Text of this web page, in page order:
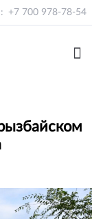
+7 700 978-78-54